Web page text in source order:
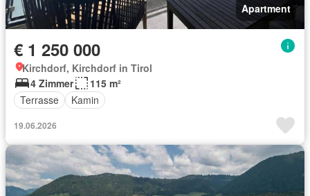
Apartment
€ 1 250 000
Kirchdorf, Kirchdorf in Tirol
4 Zimmer
115 m²
Terrasse
Kamin
19.06.2026